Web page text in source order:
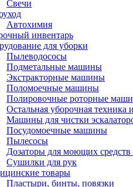
Свечи
Автохимия
инвентарь
для уборки
Пылеводососы
Подметальные машины
Экстракторные машины
Поломоечные машины
Полировочные роторные
Остальная уборочная техника
Машины для чистки
Посудомоечные машины
Пылесосы
Дозаторы для моющих средств
Сушилки для рук
товары
Пластыри, бинты, повязки